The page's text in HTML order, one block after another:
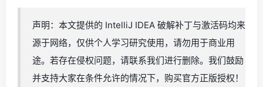
声明：本文提供的 IntelliJ IDEA 破解补丁与激活码均来
源于网络，仅供个人学习研究使用，请勿用于商业用
途。若存在侵权问题，请联系我们进行删除。我们鼓励
并支持大家在条件允许的情况下，购买官方正版授权！